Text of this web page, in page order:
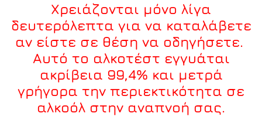
Χρειάζονται μόνο λίγα
δευτερόλεπτα για να καταλάβετε
αν είστε σε θέση να οδηγήσετε.
Αυτό το αλκοτέστ εγγυάται
ακρίβεια 99,4% και μετρά
γρήγορα την περιεκτικότητα σε
αλκοόλ στην αναπνοή σας.